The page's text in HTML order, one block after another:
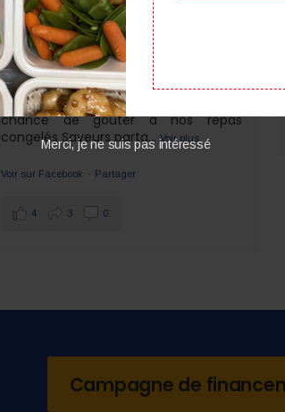
Le secret le mieux gardé d'Anjou
pour les soupers pressés !
Si vous n'avez pas encore eu la
chance de goûter à nos repas
congelés Saveurs parta...Voir plus
Voir sur Facebook · Partager
4 3 0
Campagne de
Merci, je ne suis pas intéressé